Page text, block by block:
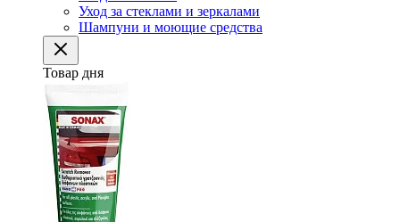
Уход за стеклами и зеркалами
Шампуни и моющие средства
Товар дня